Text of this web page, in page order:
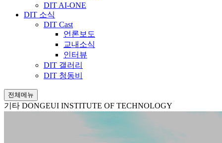
DIT AI-ONE
DIT 소식
DIT Cast
언론보도
교내소식
인터뷰
DIT 갤러리
DIT 청동비
전체메뉴
기타 DONGEUI INSTITUTE OF TECHNOLOGY